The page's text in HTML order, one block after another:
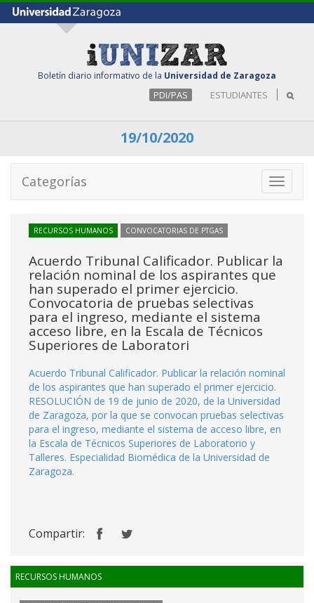
Boletín diario informativo de la Universidad de Zaragoza
PDI/PAS ESTUDIANTES
19/10/2020
Toggle
Categorías
RECURSOS HUMANOS CONVOCATORIAS DE PTGAS
Acuerdo Tribunal Calificador. Publicar la
relación nominal de los aspirantes que
han superado el primer ejercicio.
Convocatoria de pruebas selectivas
para el ingreso, mediante el sistema
acceso libre, en la Escala de Técnicos
Superiores de Laboratori
Acuerdo Tribunal Calificador. Publicar la relación nominal
de los aspirantes que han superado el primer ejercicio.
RESOLUCIÓN de 19 de junio de 2020, de la Universidad
de Zaragoza, por la que se convocan pruebas selectivas
para el ingreso, mediante el sistema de acceso libre, en
la Escala de Técnicos Superiores de Laboratorio y
Talleres. Especialidad Biomédica de la Universidad de
Zaragoza.
Compartir:
RECURSOS HUMANOS